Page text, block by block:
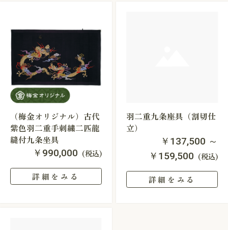
（梅金オリジナル）古代
紫色羽二重手刺繍二匹龍
縫付九条坐具
￥990,000 (税込)
詳細をみる
羽二重九条座具（割切仕
立）
￥137,500 ～
￥159,500 (税込)
詳細をみる